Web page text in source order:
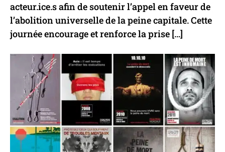
acteur.ice.s afin de soutenir l’appel en faveur de
l’abolition universelle de la peine capitale. Cette
journée encourage et renforce la prise […]